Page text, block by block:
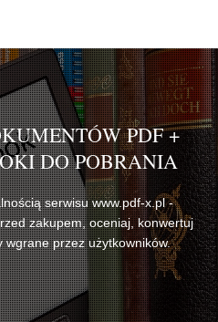
PDF +
DO POBRANIA
serwisu www.pdf-x.pl -
zakupem, oceniaj, konwertuj
wgrane przez użytkowników.